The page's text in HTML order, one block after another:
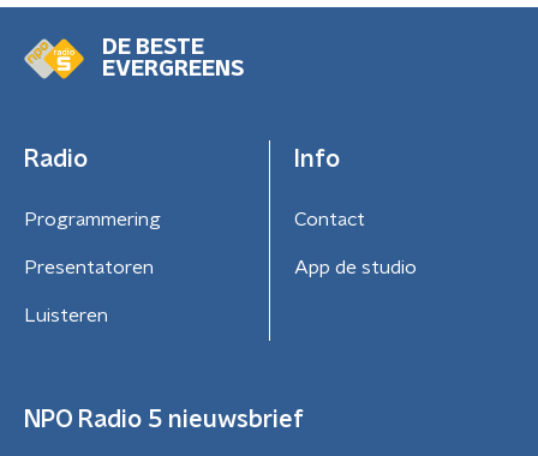
DE BESTE
EVERGREENS
Radio
Programmering
Presentatoren
Luisteren
Info
Contact
App de studio
NPO Radio 5 nieuwsbrief